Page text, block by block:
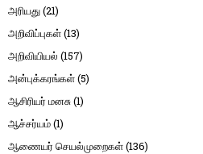
அரியது(21)
அறிவிப்புகள்(13)
அறிவியியல் (157)
அன்புக்கரங்கள்(5)
ஆசிரியர் மனசு(1)
ஆச்சர்யம்(1)
ஆணையர் செயல்முறைகள்(136)